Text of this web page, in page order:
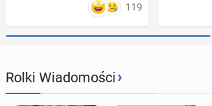
119
Rolki Wiadomości›